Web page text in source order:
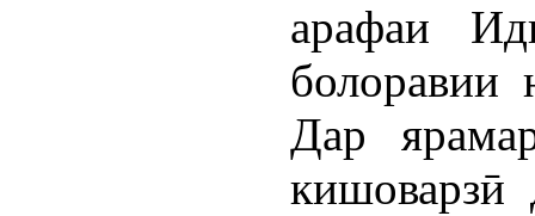
арафаи
болоравии
Дар
кишоварзӣ